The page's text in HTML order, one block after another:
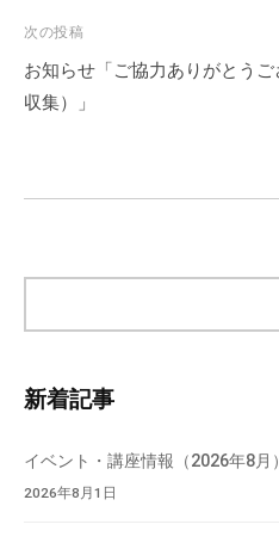
ビ
ゲ
ー
ン
次の投稿
お知らせ「ご協力ありがとう
収集）」
検
新着記事
イベント・講座情報（2026年8月）
2026年8月1日